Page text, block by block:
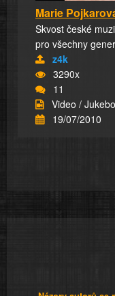
Marie
Skvost české
pro všechny
z4k
3290x
11
Video /
19/07/2010